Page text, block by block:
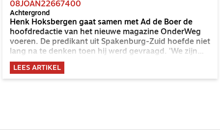
08JOAN22667400
Achtergrond
Henk Hoksbergen gaat samen met Ad de Boer de
hoofdredactie van het nieuwe magazine OnderWeg
voeren. De predikant uit Spakenburg-Zuid hoefde niet
lang na te denken toen hij werd gevraagd. 'We zijn
samen onderweg, daarbij past de uitgave van een
gemeenschappelijk blad.' Een kort gesprek.
LEES ARTIKEL